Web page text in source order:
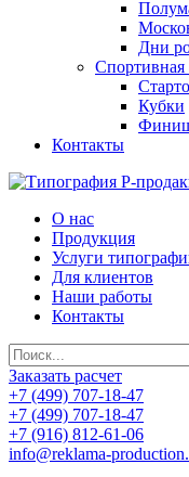
Дни
Спортивная
Кубки
Контакты
О нас
Продукция
Услуги
Для клиентов
Наши работы
Контакты
Заказать расчет
+7 (499) 707-18-47
+7 (499) 707-18-47
+7 (916) 812-61-06
info@reklama-